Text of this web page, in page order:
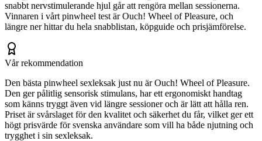
snabbt nervstimulerande hjul går att rengöra mellan sessionerna.
Vinnaren i vårt pinwheel test är Ouch! Wheel of Pleasure, och
längre ner hittar du hela snabblistan, köpguide och prisjämförelse.
Vår rekommendation
Den bästa pinwheel sexleksak just nu är Ouch! Wheel of Pleasure.
Den ger pålitlig sensorisk stimulans, har ett ergonomiskt handtag
som känns tryggt även vid längre sessioner och är lätt att hålla ren.
Priset är svårslaget för den kvalitet och säkerhet du får, vilket ger ett
högt prisvärde för svenska användare som vill ha både njutning och
trygghet i sin sexleksak.